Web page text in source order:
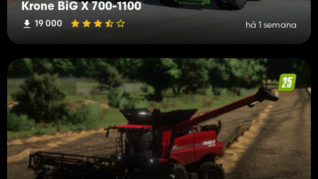
Krone BiG X 700-1100
19 000 há 1 semana